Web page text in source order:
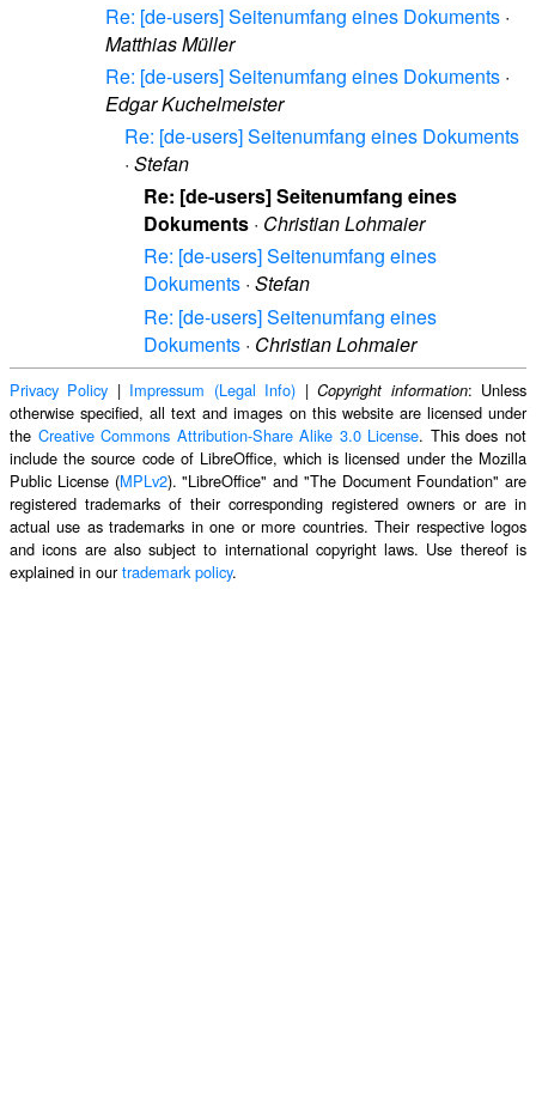
Re: [de-users] Seitenumfang eines Dokuments ·
Matthias Müller
Re: [de-users] Seitenumfang eines Dokuments ·
Edgar Kuchelmeister
Re: [de-users] Seitenumfang eines Dokuments
· Stefan
Re: [de-users] Seitenumfang eines
Dokuments · Christian Lohmaier
Re: [de-users] Seitenumfang eines
Dokuments · Stefan
Re: [de-users] Seitenumfang eines
Dokuments · Christian Lohmaier
Privacy Policy | Impressum (Legal Info) |Copyright information: Unless
otherwise specified, all text and images on this website are licensed under
the Creative Commons Attribution-Share Alike 3.0 License. This does not
include the source code of LibreOffice, which is licensed under the Mozilla
Public License (MPLv2). "LibreOffice" and "The Document Foundation" are
registered trademarks of their corresponding registered owners or are in
actual use as trademarks in one or more countries. Their respective logos
and icons are also subject to international copyright laws. Use thereof is
explained in ourtrademark policy.